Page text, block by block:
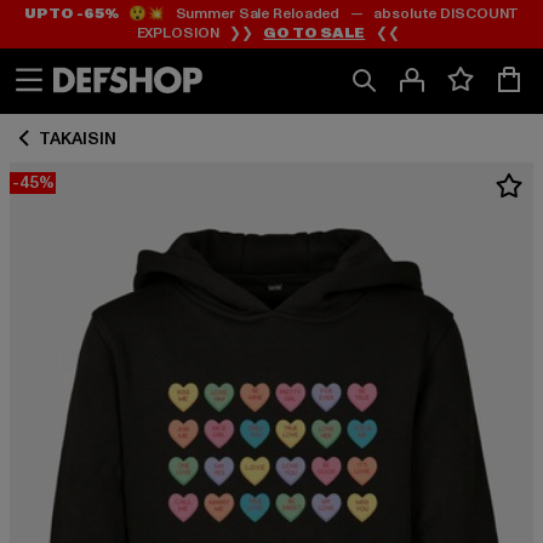
Siirry
Sisältö
Siirry
Footer
UP TO -65%😲💥 Summer Sale Reloaded — absolute DISCOUNT
EXPLOSION ❯❯ GO TO SALE ❮❮
TAKAISIN
-45%